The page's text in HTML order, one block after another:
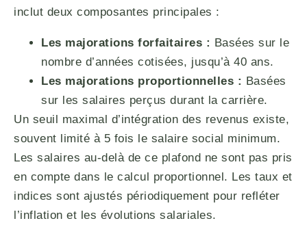
inclut deux composantes principales :
Les majorations forfaitaires : Basées sur le
nombre d’années cotisées, jusqu’à 40 ans.
Les majorations proportionnelles : Basées
sur les salaires perçus durant la carrière.
Un seuil maximal d’intégration des revenus existe,
souvent limité à 5 fois le salaire social minimum.
Les salaires au-delà de ce plafond ne sont pas pris
en compte dans le calcul proportionnel. Les taux et
indices sont ajustés périodiquement pour refléter
l’inflation et les évolutions salariales.